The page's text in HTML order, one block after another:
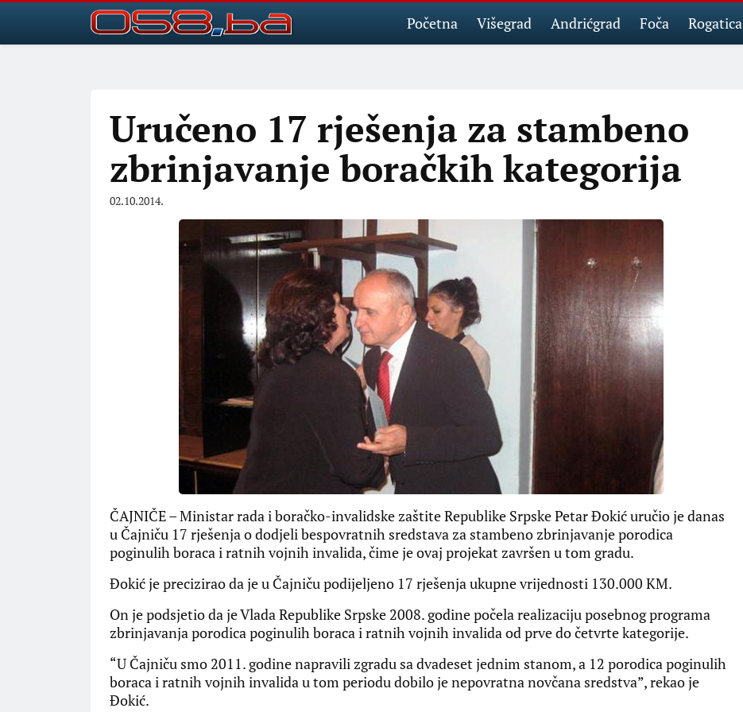
Početna Višegrad Andrićgrad Foča Rogatica
Uručeno 17 rješenja za stambeno
zbrinjavanje boračkih kategorija
02.10.2014.
ČAJNIČE – Ministar rada i boračko-invalidske zaštite Republike Srpske Petar Đokić uručio je danas
u Čajniču 17 rješenja o dodjeli bespovratnih sredstava za stambeno zbrinjavanje porodica
poginulih boraca i ratnih vojnih invalida, čime je ovaj projekat završen u tom gradu.
Đokić je precizirao da je u Čajniču podijeljeno 17 rješenja ukupne vrijednosti 130.000 KM.
On je podsjetio da je Vlada Republike Srpske 2008. godine počela realizaciju posebnog programa
zbrinjavanja porodica poginulih boraca i ratnih vojnih invalida od prve do četvrte kategorije.
“U Čajniču smo 2011. godine napravili zgradu sa dvadeset jednim stanom, a 12 porodica poginulih
boraca i ratnih vojnih invalida u tom periodu dobilo je nepovratna novčana sredstva”, rekao je
Đokić.